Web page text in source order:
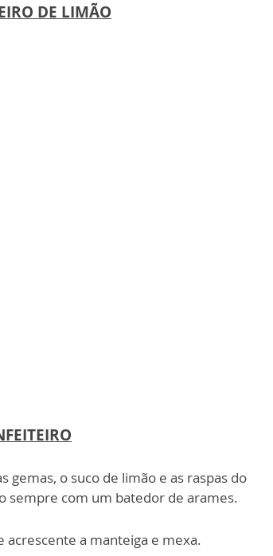
DE LIMÃO
gemas, o suco de limão e as raspas do
sempre com um batedor de arames.
a manteiga e mexa.